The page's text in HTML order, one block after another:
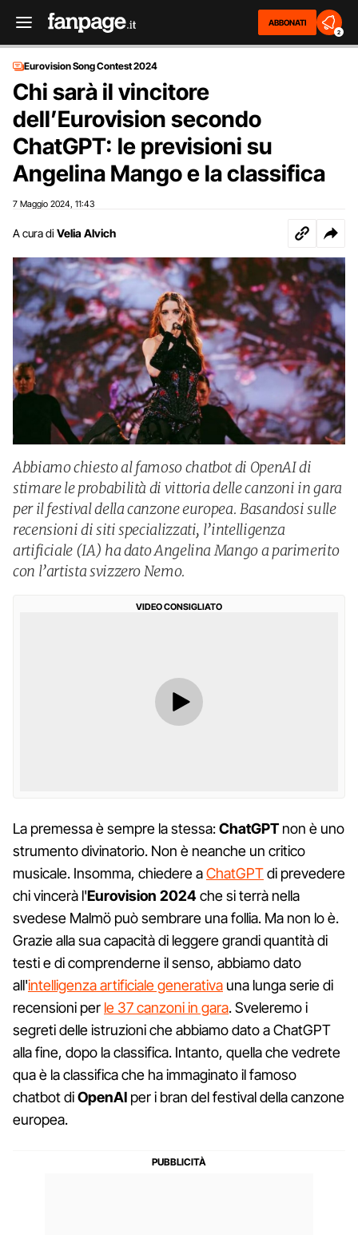
ABBONATI
2
Eurovision Song Contest 2024
Chi sarà il vincitore
dell’Eurovision secondo
ChatGPT: le previsioni su
Angelina Mango e la classifica
7 Maggio 2024 11:43
A cura di Velia Alvich
Abbiamo chiesto al famoso chatbot di OpenAI di
stimare le probabilità di vittoria delle canzoni in gara
per il festival della canzone europea. Basandosi sulle
recensioni di siti specializzati, l’intelligenza
artificiale (IA) ha dato Angelina Mango a parimerito
con l’artista svizzero Nemo.
VIDEO CONSIGLIATO
La premessa è sempre la stessa:ChatGPTnon è uno
strumento divinatorio. Non è neanche un critico
musicale. Insomma, chiedere aChatGPTdi prevedere
chi vincerà l'Eurovision 2024che si terrà nella
svedese Malmö può sembrare una follia. Ma non lo è.
Grazie alla sua capacità di leggere grandi quantità di
testi e di comprenderne il senso, abbiamo dato
all'intelligenza artificiale generativa una lunga serie di
recensioni per le 37 canzoniin gara. Sveleremo i
segreti delle istruzioni che abbiamo dato a ChatGPT
alla fine, dopo la classifica. Intanto, quella che vedrete
qua è la classifica che ha immaginato il famoso
chatbot diOpenAI per i bran del festival della canzone
europea.